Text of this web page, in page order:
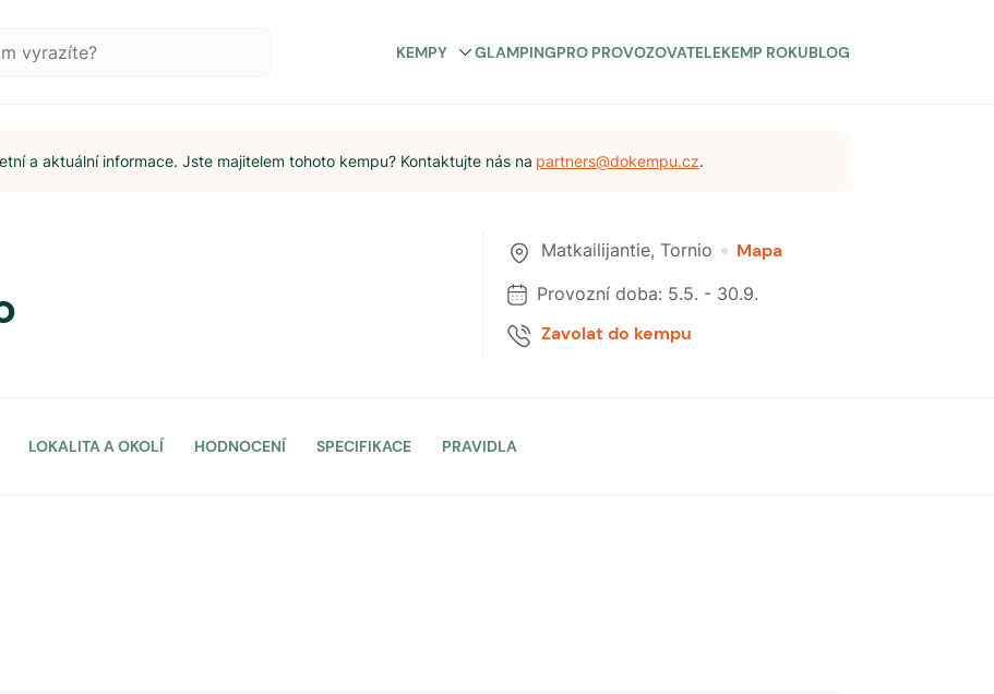
KEMPY GLAMPINGPRO PROVOZOVATELEKEMP ROKUBLOG
a aktuální informace. Jste majitelem tohoto kempu? Kontaktujte nás na partners@dokempu.cz.
Matkailijantie, Tornio Mapa
Provozní doba: 5.5. - 30.9.
Zavolat do kempu
LOKALITA A OKOLÍ HODNOCENÍ SPECIFIKACE PRAVIDLA